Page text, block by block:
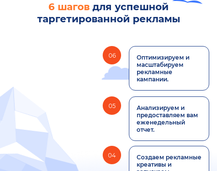
6 шагов для успешной
таргетированной рекламы
06
Оптимизируем и
масштабируем
рекламные
кампании.
05
Анализируем и
предоставляем вам
еженедельный
отчет.
04
Создаем рекламные
креативы и